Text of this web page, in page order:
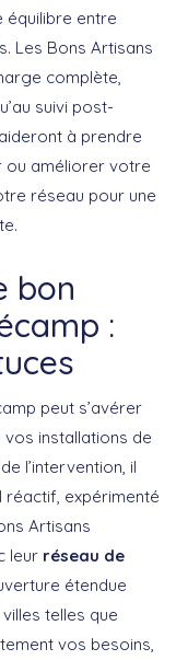
équilibre entre
Les Bons Artisans
complète,
suivi post-
à prendre
ou améliorer votre
réseau pour une
bon
:
peut s’avérer
vos installations de
l’intervention, il
réactif, expérimenté
Artisans
leur réseau de
étendue
telles que
vos besoins,